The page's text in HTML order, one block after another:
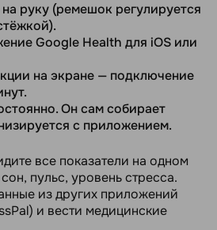
руку (ремешок регулируется
Google Health для iOS или
на экране — подключение
Он сам собирает
с приложением.
все показатели на одном
пульс, уровень стресса.
из других приложений
и вести медицинские